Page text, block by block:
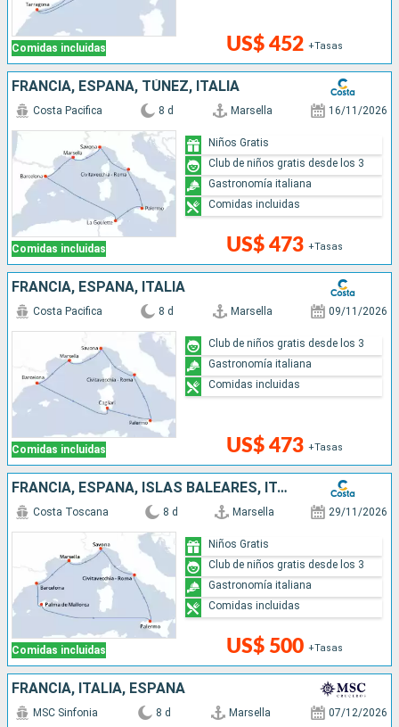
Comidas incluidas US$ 452 +Tasas
FRANCIA, ESPAÑA, TÚNEZ, ITALIA
Comidas incluidas
Costa Pacifica 8 d Marsella 16/11/2026
US$ 473 +Tasas
Niños Gratis
Club de niños gratis desde los 3
Gastronomía italiana
Comidas incluidas
FRANCIA, ESPAÑA, ITALIA
Comidas incluidas
Costa Pacifica 8 d Marsella 09/11/2026
US$ 473 +Tasas
Club de niños gratis desde los 3
Gastronomía italiana
Comidas incluidas
FRANCIA, ESPAÑA, ISLAS BALEARES, ITALIA
Comidas incluidas
Costa Toscana 8 d Marsella 29/11/2026
US$ 500 +Tasas
Niños Gratis
Club de niños gratis desde los 3
Gastronomía italiana
Comidas incluidas
FRANCIA, ITALIA, ESPAÑA
MSC Sinfonia 8 d Marsella 07/12/2026